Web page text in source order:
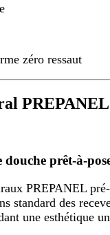
zéro ressaut
prêt-à-
PREPANEL
standard des
une esthétique